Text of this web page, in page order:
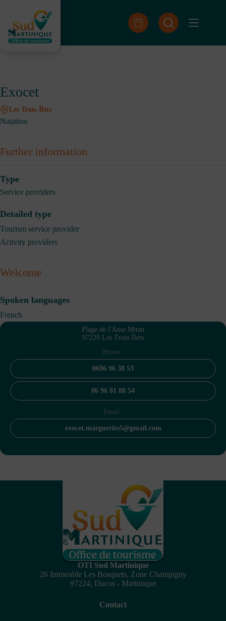
content
Exocet
Les Trois-Îlets
Natation
Further information
Type
Service providers
Detailed type
Tourism service provider
Activity providers
Welcome
Spoken languages
French
Plage de l'Anse Mitan
97229 Les Trois-Îlets
Phone :
0696 96 38 53
06 96 81 88 54
Email :
exocet.marguerite5@gmail.com
OTI Sud Martinique
26 Immeuble Les Bosquets, Zone Champigny
97224, Ducos - Martinique
Contact